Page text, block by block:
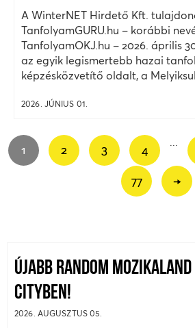
A WinterNET Hirdető Kft.
TanfolyamGURU.hu – korábbi
TanfolyamOKJ.hu – 2026. április
az egyik legismertebb hazai
képzésközvetítő oldalt, a
2026. JÚNIUS 01.
1 2 3 4
77 →
ÚJABB RANDOM
CITYBEN!
2026. AUGUSZTUS 05.